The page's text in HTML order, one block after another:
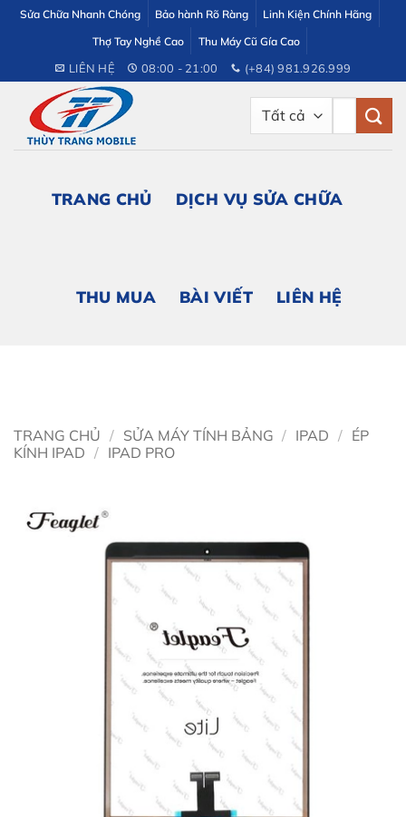
dung
Sửa Chữa Nhanh Chóng Bảo hành Rõ Ràng
Linh Kiện Chính Hãng
Thợ Tay Nghề Cao
Thu Máy Cũ Gía Cao
LIÊN HỆ 08:00 - 21:00 (+84) 981.926.999
TRANG CHỦ DỊCH VỤ SỬA CHỮA
THU MUA BÀI VIẾT LIÊN HỆ
TRANG CHỦ / SỬA MÁY TÍNH BẢNG / IPAD / ÉP
KÍNH IPAD / IPAD PRO